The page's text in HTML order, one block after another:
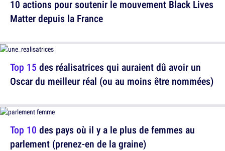
10 actions pour soutenir le mouvement Black Lives
Matter depuis la France
Top 10 des pays où il y a le plus de femmes au
parlement (prenez-en de la graine)
Top 15 des réalisatrices qui auraient dû avoir un
Oscar du meilleur réal (ou au moins être nommées)